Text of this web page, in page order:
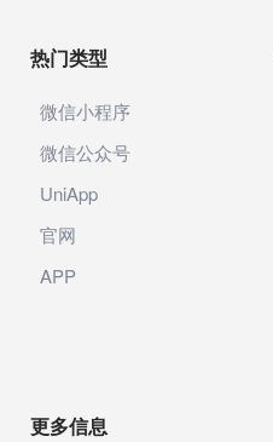
热门类型
微信小程序
微信公众号
UniApp
官网
APP
更多信息